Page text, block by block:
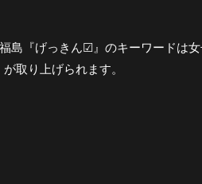
島『げっきん☑︎』のキーワードは
取り上げられます。